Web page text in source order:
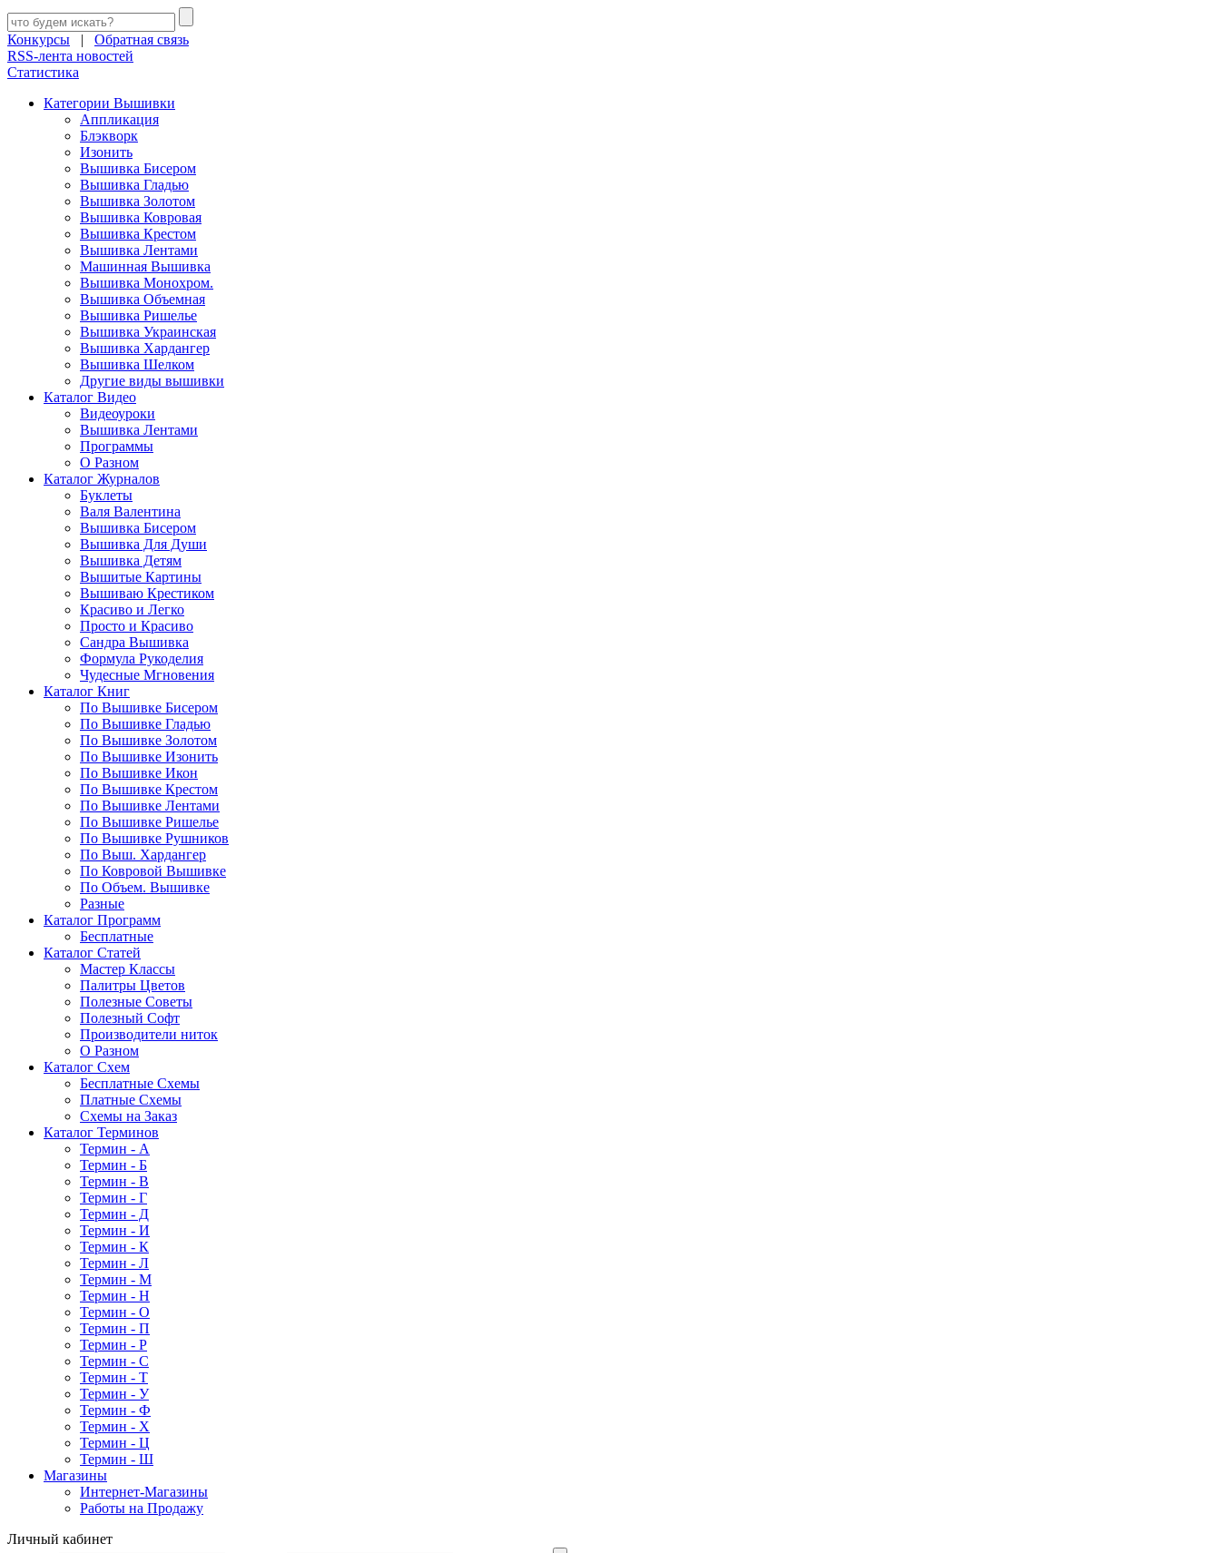
Конкурсы | Обратная связь
RSS-лента новостей
Статистика
Категории Вышивки
Аппликация
Блэкворк
Изонить
Вышивка Бисером
Вышивка Гладью
Вышивка Золотом
Вышивка Ковровая
Вышивка Крестом
Вышивка Лентами
Машинная Вышивка
Вышивка Монохром.
Вышивка Объемная
Вышивка Ришелье
Вышивка Украинская
Вышивка Хардангер
Вышивка Шелком
Другие виды вышивки
Каталог Видео
Видеоуроки
Вышивка Лентами
Программы
О Разном
Каталог Журналов
Буклеты
Валя Валентина
Вышивка Бисером
Вышивка Для Души
Вышивка Детям
Вышитые Картины
Вышиваю Крестиком
Красиво и Легко
Просто и Красиво
Сандра Вышивка
Формула Рукоделия
Чудесные Мгновения
Каталог Книг
По Вышивке Бисером
По Вышивке Гладью
По Вышивке Золотом
По Вышивке Изонить
По Вышивке Икон
По Вышивке Крестом
По Вышивке Лентами
По Вышивке Ришелье
По Вышивке Рушников
По Выш. Хардангер
По Ковровой Вышивке
По Объем. Вышивке
Разные
Каталог Программ
Бесплатные
Каталог Статей
Мастер Классы
Палитры Цветов
Полезные Советы
Полезный Софт
Производители ниток
О Разном
Каталог Схем
Бесплатные Схемы
Платные Схемы
Схемы на Заказ
Каталог Терминов
Термин - А
Термин - Б
Термин - В
Термин - Г
Термин - Д
Термин - И
Термин - К
Термин - Л
Термин - М
Термин - Н
Термин - О
Термин - П
Термин - Р
Термин - С
Термин - Т
Термин - У
Термин - Ф
Термин - Х
Термин - Ц
Термин - Ш
Магазины
Интернет-Магазины
Работы на Продажу
Личный кабинет